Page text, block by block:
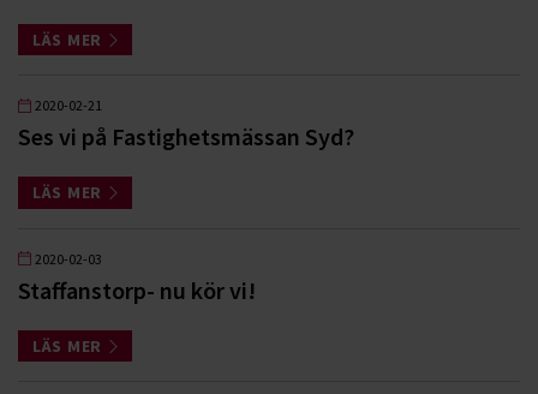
LÄS MER
2020-02-21
Ses vi på Fastighetsmässan Syd?
LÄS MER
2020-02-03
Staffanstorp- nu kör vi!
LÄS MER